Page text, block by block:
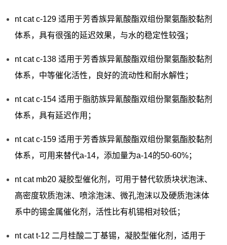
nt cat c-129 适用于芳香族异氰酸酯双组份聚氨酯胶黏剂
体系，具有很强的延迟效果，与水的稳定性较强；
nt cat c-138 适用于芳香族异氰酸酯双组份聚氨酯胶黏剂
体系，中等催化活性，良好的流动性和耐水解性；
nt cat c-154 适用于脂肪族异氰酸酯双组份聚氨酯胶黏剂
体系，具有延迟作用；
nt cat c-159 适用于芳香族异氰酸酯双组份聚氨酯胶黏剂
体系，可用来替代a-14，添加量为a-14的50-60%；
nt cat mb20 凝胶型催化剂，可用于替代软质块状泡沫、
高密度软质泡沫、喷涂泡沫、微孔泡沫以及硬质泡沫体
系中的锡金属催化剂，活性比有机锡相对较低；
nt cat t-12 二月桂酸二丁基锡，凝胶型催化剂，适用于